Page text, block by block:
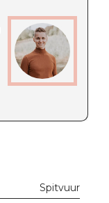
Spitvuur